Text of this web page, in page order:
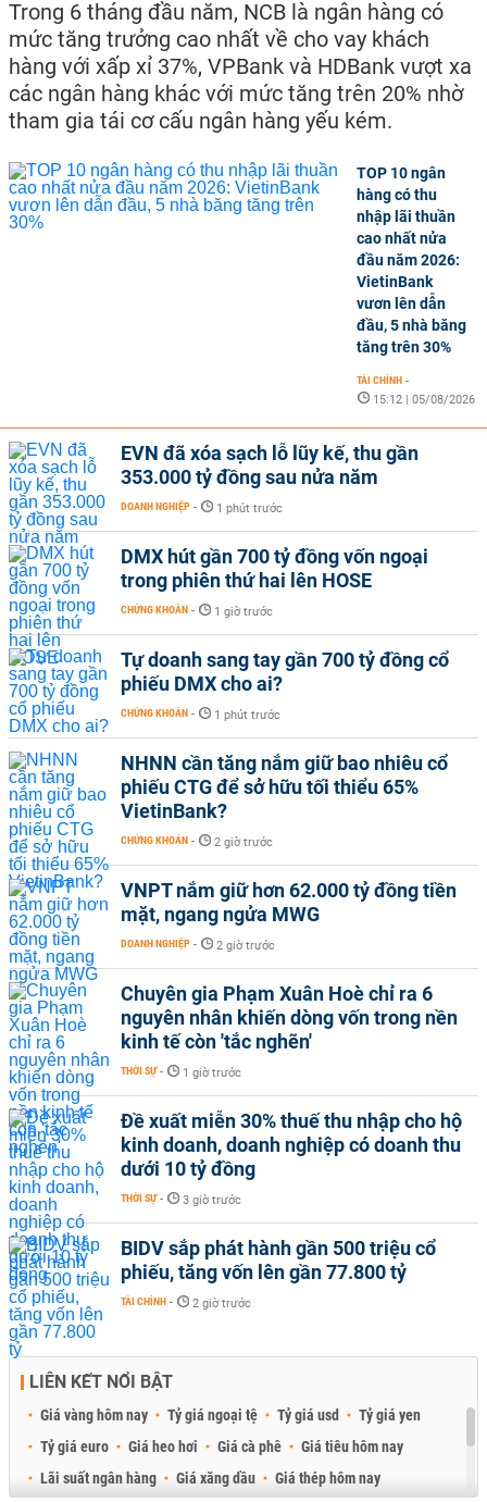
Trong 6 tháng đầu năm, NCB là ngân hàng có
mức tăng trưởng cao nhất về cho vay khách
hàng với xấp xỉ 37%, VPBank và HDBank vượt xa
các ngân hàng khác với mức tăng trên 20% nhờ
tham gia tái cơ cấu ngân hàng yếu kém.
TOP 10 ngân
hàng có thu
nhập lãi thuần
cao nhất nửa
đầu năm 2026:
VietinBank
vươn lên dẫn
đầu, 5 nhà băng
tăng trên 30%
TÀI CHÍNH -
15:12 | 05/08/2026
EVN đã xóa sạch lỗ lũy kế, thu gần
353.000 tỷ đồng sau nửa năm
DOANH NGHIỆP - 1 phút trước
DMX hút gần 700 tỷ đồng vốn ngoại
trong phiên thứ hai lên HOSE
CHỨNG KHOÁN - 1 giờ trước
Tự doanh sang tay gần 700 tỷ đồng cổ
phiếu DMX cho ai?
CHỨNG KHOÁN - 1 phút trước
NHNN cần tăng nắm giữ bao nhiêu cổ
phiếu CTG để sở hữu tối thiểu 65%
VietinBank?
CHỨNG KHOÁN - 2 giờ trước
VNPT nắm giữ hơn 62.000 tỷ đồng tiền
mặt, ngang ngửa MWG
DOANH NGHIỆP - 2 giờ trước
Chuyên gia Phạm Xuân Hoè chỉ ra 6
nguyên nhân khiến dòng vốn trong nền
kinh tế còn 'tắc nghẽn'
THỜI SỰ - 1 giờ trước
Đề xuất miễn 30% thuế thu nhập cho hộ
kinh doanh, doanh nghiệp có doanh thu
dưới 10 tỷ đồng
THỜI SỰ - 3 giờ trước
BIDV sắp phát hành gần 500 triệu cổ
phiếu, tăng vốn lên gần 77.800 tỷ
TÀI CHÍNH - 2 giờ trước
LIÊN KẾT NỔI BẬT
Giá vàng hôm nay Tỷ giá ngoại tệ Tỷ giá usd
Tỷ giá yen
Tỷ giá euro
Giá heo hơi Giá cà phê
Giá tiêu hôm nay
Lãi suất ngân hàng
Giá xăng dầu
Giá thép hôm nay